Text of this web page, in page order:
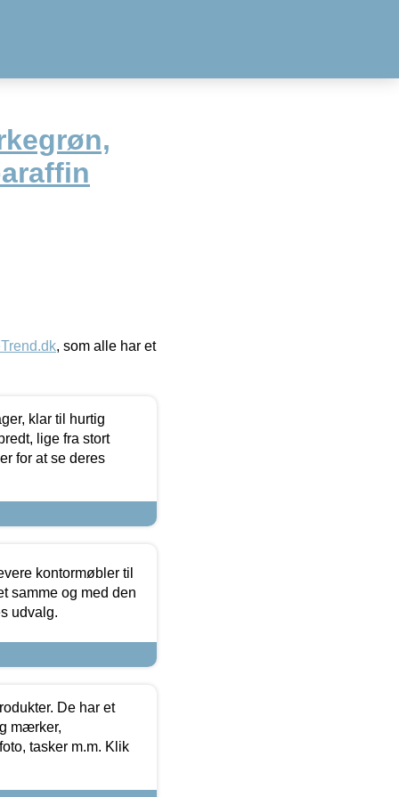
, som alle har et
klar til hurtig
lige fra stort
for at se deres
kontormøbler til
samme og med den
udvalg.
De har et
mærker,
tasker m.m. Klik